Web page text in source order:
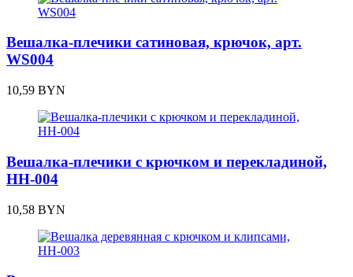
Вешалка-плечики сатиновая, крючок, арт.
WS004
10,59 BYN
Вешалка-плечики с крючком и перекладиной,
HH-004
10,58 BYN